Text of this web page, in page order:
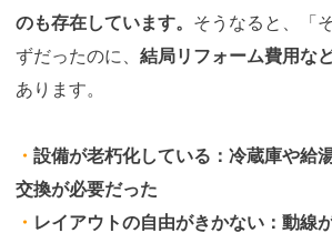
のも存在しています。 そうなると、「
ずだったのに、 結局リフォーム費用な
あります。
・ 設備が老朽化している：冷蔵庫や給
交換が必要だった
・ レイアウトの自由がきかない：動線